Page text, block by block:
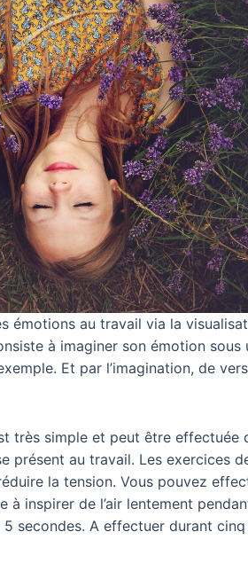
émotions au travail via la
à imaginer son émotion sous
Et par l’imagination, de
très simple et peut être effectuée
présent au travail. Les exercices
la tension. Vous pouvez
à inspirer de l’air lentement
secondes. A effectuer durant